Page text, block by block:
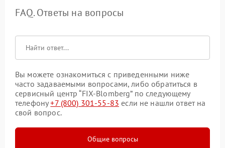
FAQ. Ответы на вопросы
Вы можете ознакомиться с приведенными ниже
часто задаваемыми вопросами, либо обратиться в
сервисный центр “FIX-Blomberg” по следующему
телефону+7 (800) 301-55-83 если не нашли ответ на
свой вопрос.
Общие вопросы